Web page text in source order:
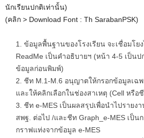
นักเรียนปกติเท่านั้น)
(คลิก > Download Font : Th SarabanPSK)
ข้อมูลพื้นฐานของโรงเรียน จะเชื่อมโย
ReadMe เป็นคำอธิบายฯ (หน้า 4-5 เป็น
ข้อมูลก่อนพิมพ์)
ชีท M.1-M.6 อนุญาตให้กรอกข้อมูลเฉ
และให้คลิกเลือกในช่องสาเหตุ (Cell หรือ
ชีท e-MES เป็นผลสรุปเพื่อนำไปรายง
สพฐ. ต่อไป /และชีท Graph_e-MES เป็น
กราฟแท่งจากข้อมูล e-MES